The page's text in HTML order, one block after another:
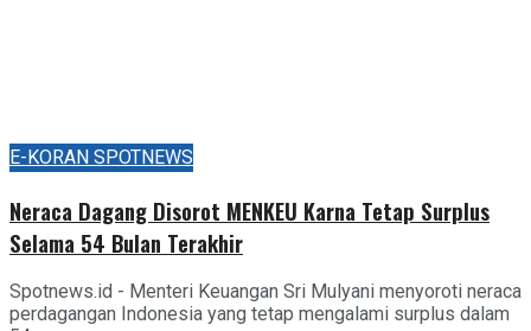
E-KORAN SPOTNEWS
Neraca Dagang Disorot MENKEU Karna Tetap Surplus
Selama 54 Bulan Terakhir
Spotnews.id - Menteri Keuangan Sri Mulyani menyoroti neraca
perdagangan Indonesia yang tetap mengalami surplus dalam